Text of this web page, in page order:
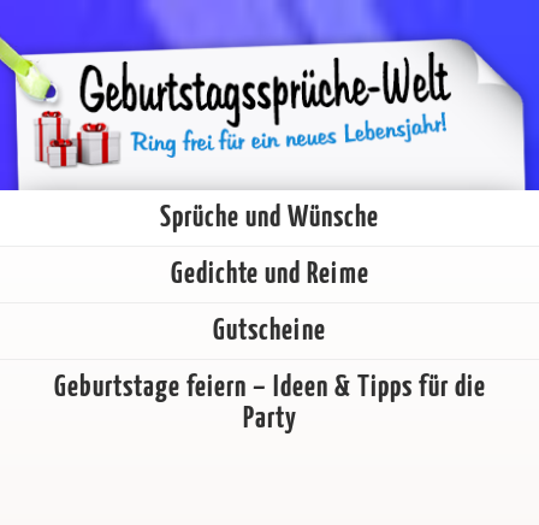
Sprüche und Wünsche
Gedichte und Reime
Gutscheine
Geburtstage feiern – Ideen & Tipps für die
Party